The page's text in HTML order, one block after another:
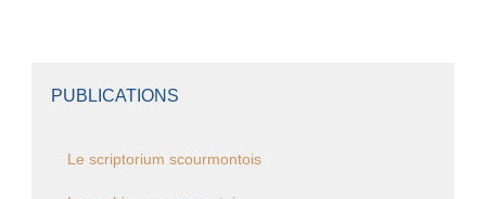
PUBLICATIONS
Le scriptorium scourmontois